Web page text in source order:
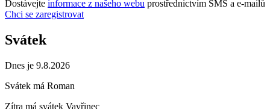
Dostávejte informace z našeho webu prostřednictvím SMS a e-mailů
Chci se zaregistrovat
Svátek
Dnes je 9.8.2026
Svátek má Roman
Zítra má svátek Vavřinec